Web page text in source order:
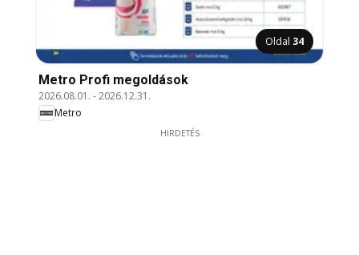
Oldal 34
Metro Profi megoldások
2026.08.01. -2026.12.31.
Metro
HIRDETÉS